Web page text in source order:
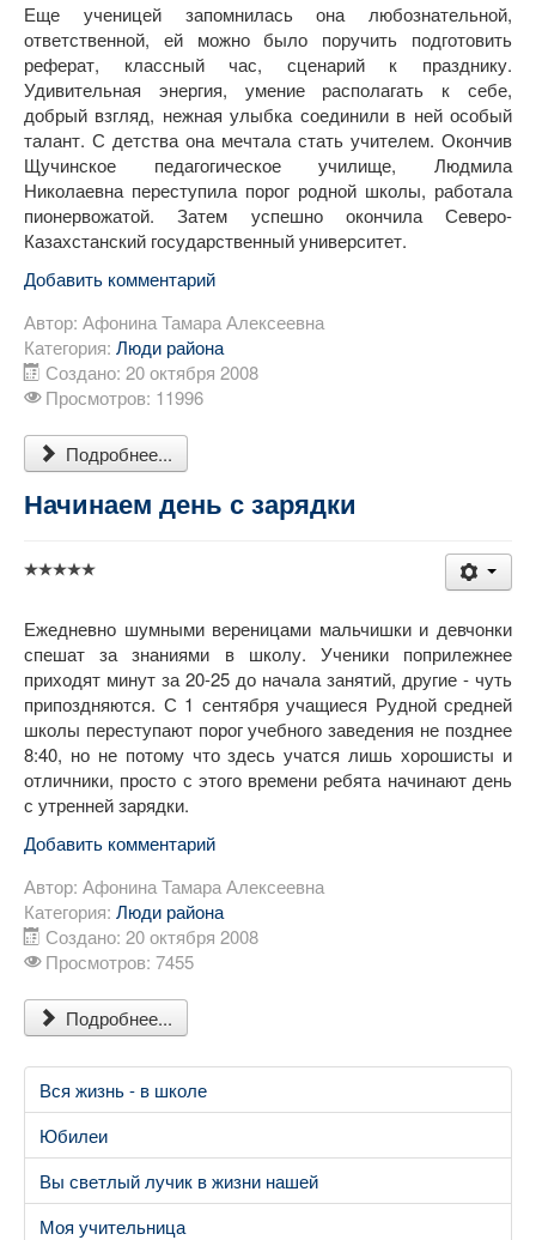
Еще ученицей запомнилась она любознательной,
ответственной, ей можно было поручить подготовить
реферат, классный час, сценарий к празднику.
Удивительная энергия, умение располагать к себе,
добрый взгляд, нежная улыбка соединили в ней особый
талант. С детства она мечтала стать учителем. Окончив
Щучинское педагогическое училище, Людмила
Николаевна переступила порог родной школы, работала
пионервожатой. Затем успешно окончила Северо-
Казахстанский государственный университет.
Добавить комментарий
Автор: Афонина Тамара Алексеевна
Категория: Люди района
Создано: 20 октября 2008
Просмотров: 11996
Подробнее...
Начинаем день с зарядки
Ежедневно шумными вереницами мальчишки и девчонки
спешат за знаниями в школу. Ученики поприлежнее
приходят минут за 20-25 до начала занятий, другие - чуть
припоздняются. С 1 сентября учащиеся Рудной средней
школы переступают порог учебного заведения не позднее
8:40, но не потому что здесь учатся лишь хорошисты и
отличники, просто с этого времени ребята начинают день
с утренней зарядки.
Добавить комментарий
Автор: Афонина Тамара Алексеевна
Категория: Люди района
Создано: 20 октября 2008
Просмотров: 7455
Подробнее...
Вся жизнь - в школе
Юбилеи
Вы светлый лучик в жизни нашей
Моя учительница